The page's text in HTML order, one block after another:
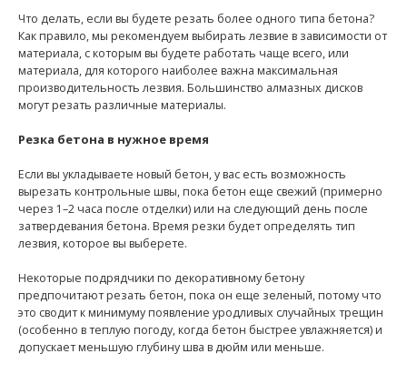
Что делать, если вы будете резать более одного типа бетона?
Как правило, мы рекомендуем выбирать лезвие в зависимости от
материала, с которым вы будете работать чаще всего, или
материала, для которого наиболее важна максимальная
производительность лезвия. Большинство алмазных дисков
могут резать различные материалы.
Резка бетона в нужное время
Если вы укладываете новый бетон, у вас есть возможность
вырезать контрольные швы, пока бетон еще свежий (примерно
через 1–2 часа после отделки) или на следующий день после
затвердевания бетона. Время резки будет определять тип
лезвия, которое вы выберете.
Некоторые подрядчики по декоративному бетону
предпочитают резать бетон, пока он еще зеленый, потому что
это сводит к минимуму появление уродливых случайных трещин
(особенно в теплую погоду, когда бетон быстрее увлажняется) и
допускает меньшую глубину шва в дюйм или меньше.